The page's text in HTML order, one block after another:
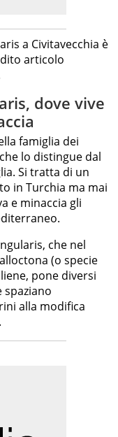
a Civitavecchia è
articolo
dove vive
famiglia dei
lo distingue dal
Si tratta di un
in Turchia ma mai
e minaccia gli
che nel
(o specie
pone diversi
spaziano
alla modifica